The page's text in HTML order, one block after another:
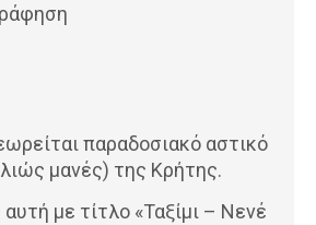
παραδοσιακό αστικό
μανές) της Κρήτης.
με τίτλο «Ταξίμι – Νενέ